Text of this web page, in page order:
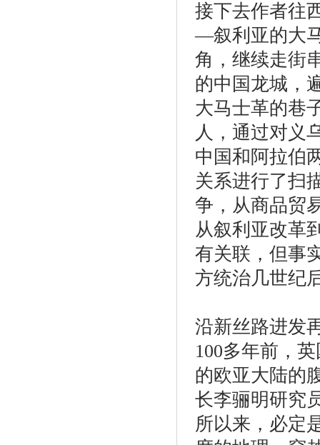
接下去作者往
—叙利亚的大
角，继续走街
的中国龙城，
大马士革的巷
人，通过对义
中国和阿拉伯
关系进行了扫
争，从商品贸
从叙利亚改革
有关联，但事
方统治几世纪
沿新丝路进发
100多年前，
的欧亚大陆的
长李骊明研究
所以来，必定